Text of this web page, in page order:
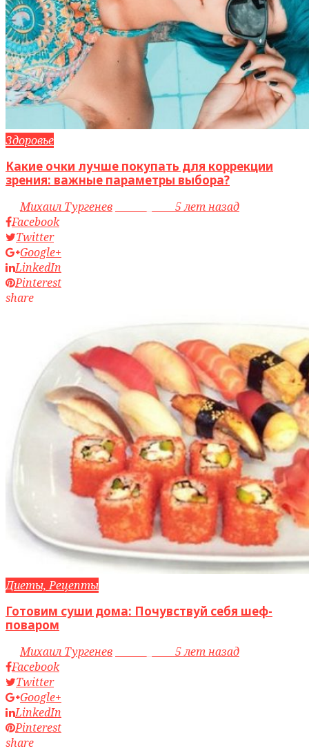
Здоровье
Какие очки лучше покупать для коррекции
зрения: важные параметры выбора?
byМихаил Тургенев
5 лет назад
Facebook
Twitter
Google+
LinkedIn
Pinterest
share
Диеты, Рецепты
Готовим суши дома: Почувствуй себя шеф-
поваром
byМихаил Тургенев
5 лет назад
Facebook
Twitter
Google+
LinkedIn
Pinterest
share